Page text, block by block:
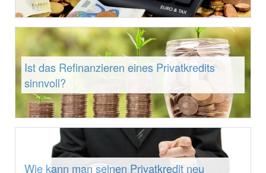
Ist das Refinanzieren eines Privatkredits
sinnvoll?
Wie kann man seinen Privatkredit neu